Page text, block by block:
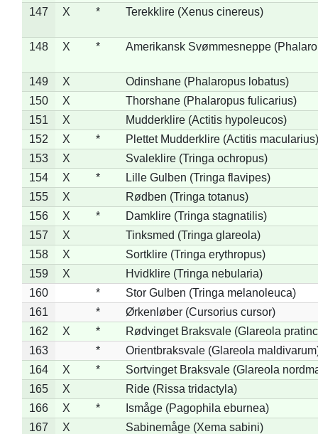
147
X * Terekklire (Xenus cinereus)
148 X * Amerikansk Svømmesneppe
149 X
Odinshane (Phalaropus lobatus)
150
X
Thorshane (Phalaropus fulicarius)
151
X
Mudderklire (Actitis hypoleucos)
152
X *
Plettet Mudderklire (Actitis macularius)
153
X
Svaleklire (Tringa ochropus)
154
X *
Lille Gulben (Tringa flavipes)
155
X
Rødben (Tringa totanus)
156
X *
Damklire (Tringa stagnatilis)
157
X
Tinksmed (Tringa glareola)
158
X
Sortklire (Tringa erythropus)
159
X
Hvidklire (Tringa nebularia)
160
*
Stor Gulben (Tringa melanoleuca)
161
*
Ørkenløber (Cursorius cursor)
162
X *
Rødvinget Braksvale (Glareola
163
*
Orientbraksvale (Glareola
164
X *
Sortvinget Braksvale (Glareola
165
X
Ride (Rissa tridactyla)
166
X *
Ismåge (Pagophila eburnea)
167
X
Sabinemåge (Xema sabini)